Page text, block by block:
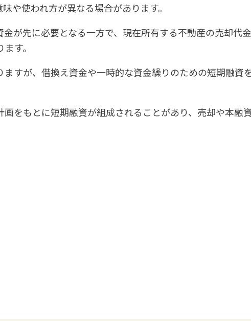
や使われ方が異なる場合があります。
が先に必要となる一方で、現在所有する不動産の売却代
す。
すが、借換え資金や一時的な資金繰りのための短期融資
をもとに短期融資が組成されることがあり、売却や本融